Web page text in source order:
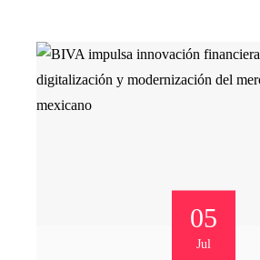
05
Jul